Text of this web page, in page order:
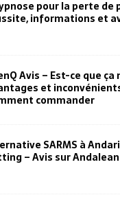
pour la perte de
informations et
Avis – Est-ce que ça
et
commander
SARMS à
– Avis sur Andalean